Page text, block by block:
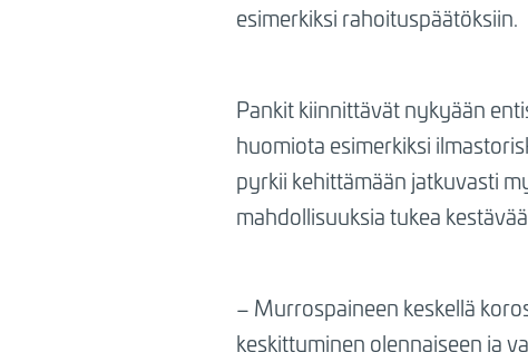
esimerkiksi rahoituspäätöksiin.
Pankit kiinnittävät nykyään
huomiota esimerkiksi
pyrkii kehittämään jatkuvasti
mahdollisuuksia tukea
– Murrospaineen keskellä
keskittyminen olennaiseen ja